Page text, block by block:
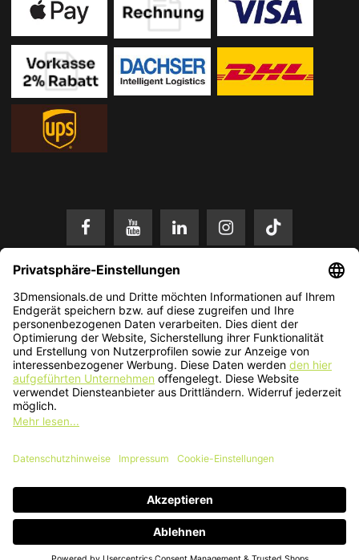
* Alle Preise in EUR inkl. gesetzl. Mehrwertsteuer zzgl. Versandkosten.
Änderungen und Irrtümer vorbehalten. Nur solange der Vorrat reicht.
© 2026 3Dmensionals / PONTIALIS GmbH & Co. KG - All Rights Reserved.​
Kundenbewertung